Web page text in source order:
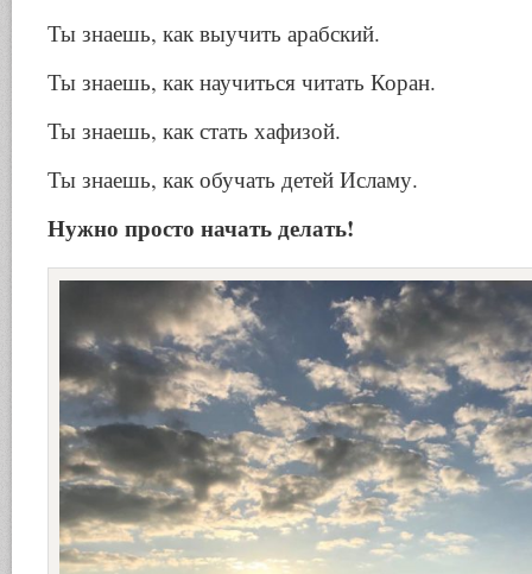
Ты знаешь, как выучить арабский.
Ты знаешь, как научиться читать Коран.
Ты знаешь, как стать хафизой.
Ты знаешь, как обучать детей Исламу.
Нужно просто начать делать!